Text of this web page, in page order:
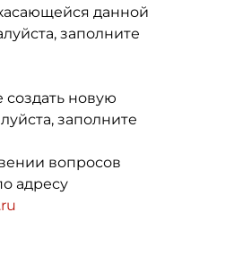
данной
заполните
создать новую
заполните
вопросов
адресу